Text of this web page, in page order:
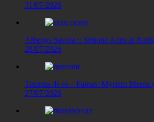
31/07/2026
Albergo Savoia :: Simone Azzu al
28/07/2026
Tempus de oi – Fainas: Myriam Mereu
27/07/2026